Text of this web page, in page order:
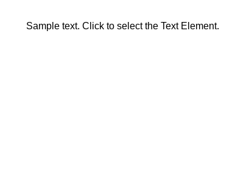
Sample text. Click to select the Text Element.